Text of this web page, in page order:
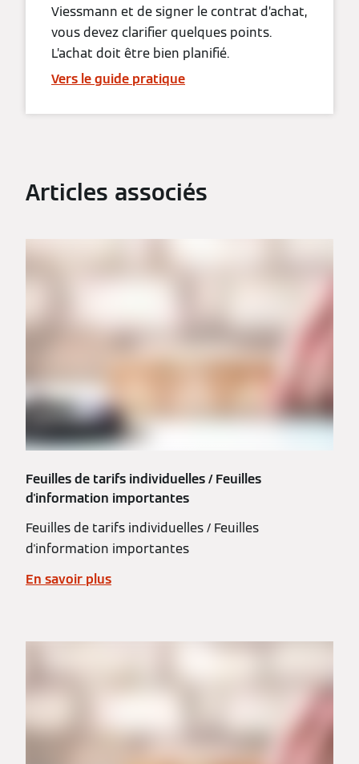
Viessmann et de signer le contrat d’achat,
vous devez clarifier quelques points.
L’achat doit être bien planifié.
Vers le guide pratique
Articles associés
Feuilles de tarifs individuelles / Feuilles
d'information importantes
Feuilles de tarifs individuelles / Feuilles
d'information importantes
En savoir plus